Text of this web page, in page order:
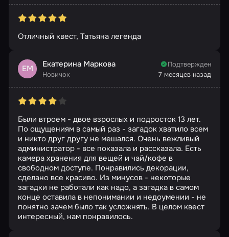
Отличный квест, Татьяна легенда
ЕМ Екатерина Маркова
Новичок
Подтвержден
7 месяцев назад
Были втроем - двое взрослых и подросток 13 лет.
По ощущениям в самый раз - загадок хватило всем
и никто друг другу не мешался. Очень вежливый
администратор - все показала и рассказала. Есть
камера хранения для вещей и чай/кофе в
свободном доступе. Понравились декорации,
сделано все красиво. Из минусов - некоторые
загадки не работали как надо, а загадка в самом
конце оставила в непонимании и недоумении - не
понятно зачем было так усложнять. В целом квест
интересный, нам понравилось.